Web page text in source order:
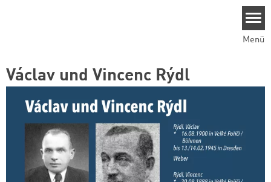
Menü
Václav und Vincenc Rýdl